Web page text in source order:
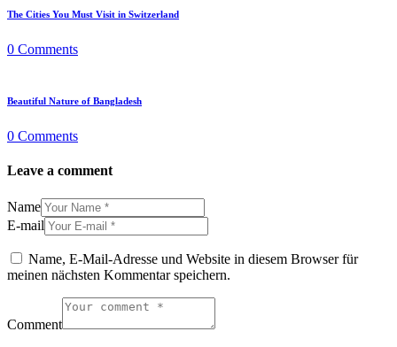
The Cities You Must Visit in Switzerland
0 Comments
Beautiful Nature of Bangladesh
0 Comments
Leave a comment
Name
E-mail
Name, E-Mail-Adresse und Website in diesem Browser für
meinen nächsten Kommentar speichern.
Comment